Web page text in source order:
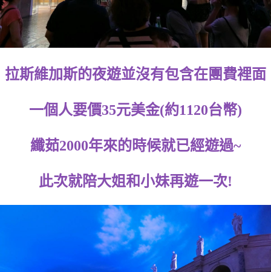
拉斯維加斯的夜遊並沒有包含在團費裡面
一個人要價35元美金(約1120台幣)
纖茹2000年來的時候就已經遊過~
此次就陪大姐和小妹再遊一次!